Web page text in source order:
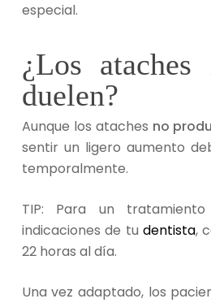
especial.
¿Los ataches
duelen?
Aunque los ataches no
sentir un ligero aumento
temporalmente.
TIP: Para un
indicaciones de tu dentista,
22 horas al día.
Una vez adaptado, los